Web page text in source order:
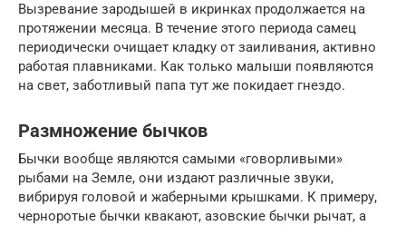
Вызревание зародышей в икринках продолжается на
протяжении месяца. В течение этого периода самец
периодически очищает кладку от заиливания, активно
работая плавниками. Как только малыши появляются
на свет, заботливый папа тут же покидает гнездо.
Размножение бычков
Бычки вообще являются самыми «говорливыми»
рыбами на Земле, они издают различные звуки,
вибрируя головой и жаберными крышками. К примеру,
черноротые бычки квакают, азовские бычки рычат, а